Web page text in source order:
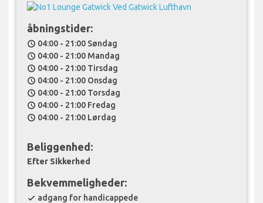
åbningstider:
schedule 04:00 - 21:00 Søndag
schedule 04:00 - 21:00 Mandag
schedule 04:00 - 21:00 Tirsdag
schedule 04:00 - 21:00 Onsdag
schedule 04:00 - 21:00 Torsdag
schedule 04:00 - 21:00 Fredag
schedule 04:00 - 21:00 Lørdag
Beliggenhed:
Efter Sikkerhed
Bekvemmeligheder:
check adgang for handicappede